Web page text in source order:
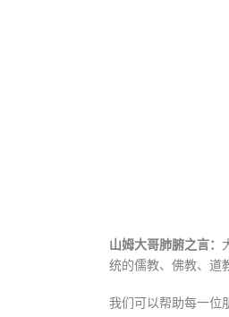
山姆大哥肺腑之言：
统的儒教、佛教、道
我们可以帮助每一位